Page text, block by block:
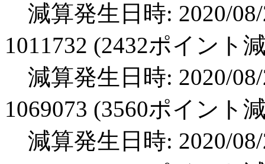
減算発生日時: 2020/
1011732 (2432ポイント
減算発生日時: 2020/
1069073 (3560ポイント
減算発生日時: 2020/